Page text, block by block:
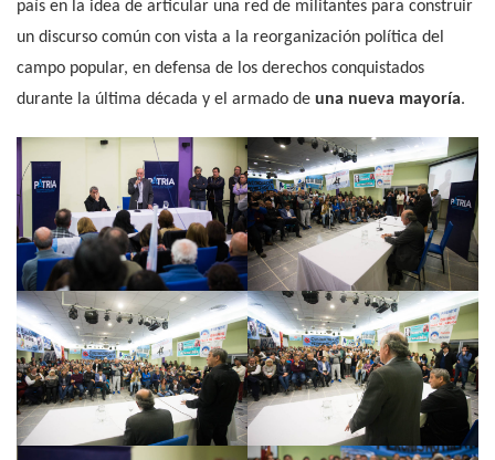
país en la idea de articular una red de militantes para construir
un discurso común con vista a la reorganización política del
campo popular, en defensa de los derechos conquistados
durante la última década y el armado de una nueva mayoría.